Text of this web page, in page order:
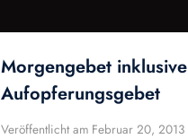
Morgengebet inklusive
Aufopferungsgebet
Veröffentlicht am Februar 20, 2013